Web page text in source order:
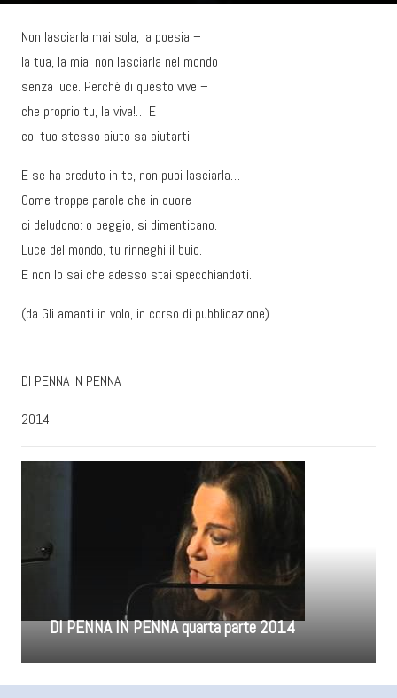
Non lasciarla mai sola, la poesia –
la tua, la mia: non lasciarla nel mondo
senza luce. Perché di questo vive –
che proprio tu, la viva!… E
col tuo stesso aiuto sa aiutarti.
E se ha creduto in te, non puoi lasciarla…
Come troppe parole che in cuore
ci deludono: o peggio, si dimenticano.
Luce del mondo, tu rinneghi il buio.
E non lo sai che adesso stai specchiandoti.
(da Gli amanti in volo, in corso di pubblicazione)
DI PENNA IN PENNA
2014
DI PENNA IN PENNA quarta parte 2014